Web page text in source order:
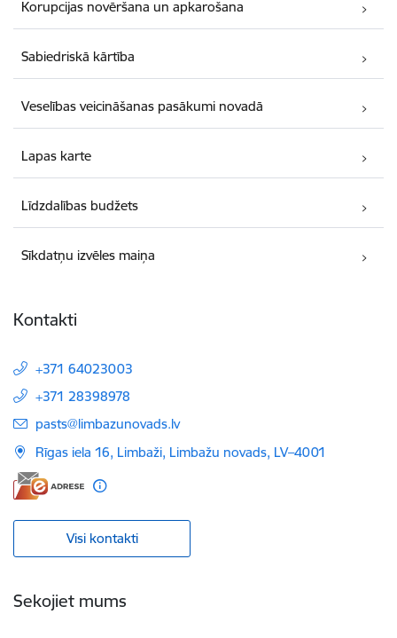
Korupcijas novēršana un apkarošana
Sabiedriskā kārtība
Veselības veicināšanas pasākumi novadā
Lapas karte
Līdzdalības budžets
Sīkdatņu izvēles maiņa
Kontakti
+371 64023003
+371 28398978
E-pasts:
pasts@limbazunovads.lv
Rīgas iela 16, Limbaži, Limbažu novads, LV–4001
Visi kontakti
Sekojiet mums